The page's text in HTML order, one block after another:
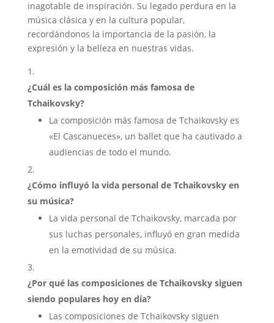
inagotable de inspiración. Su legado perdura en la
música clásica y en la cultura popular,
recordándonos la importancia de la pasión, la
expresión y la belleza en nuestras vidas.
¿Cuál es la composición más famosa de
Tchaikovsky?
La composición más famosa de Tchaikovsky es
«El Cascanueces», un ballet que ha cautivado a
audiencias de todo el mundo.
¿Cómo influyó la vida personal de Tchaikovsky en
su música?
La vida personal de Tchaikovsky, marcada por
sus luchas personales, influyó en gran medida
en la emotividad de su música.
¿Por qué las composiciones de Tchaikovsky siguen
siendo populares hoy en día?
Las composiciones de Tchaikovsky siguen